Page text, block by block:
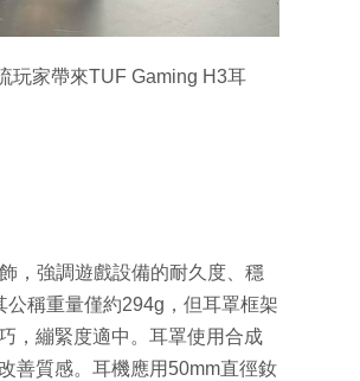
玩家帶來TUF Gaming H3耳
，強調遊戲設備的耐久度、穩
稱重量僅約294g，但耳罩框架
，繃緊度適中。耳罩使用合成
善質感。耳機應用50mm直徑釹